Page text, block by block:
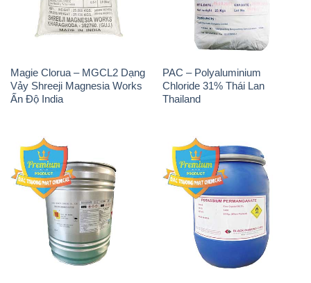
Magie Clorua – MGCL2 Dạng
Vảy Shreeji Magnesia Works
Ấn Độ India
PAC – Polyaluminium
Chloride 31% Thái Lan
Thailand